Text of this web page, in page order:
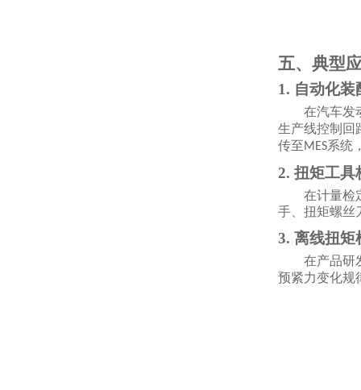
五、典型
1. 自动化装
在汽车发
生产线控制回
传至MES系统
2. 扭矩工具
在计量检
手、扭矩螺丝
3. 离线扭矩
在产品研
预紧力变化规